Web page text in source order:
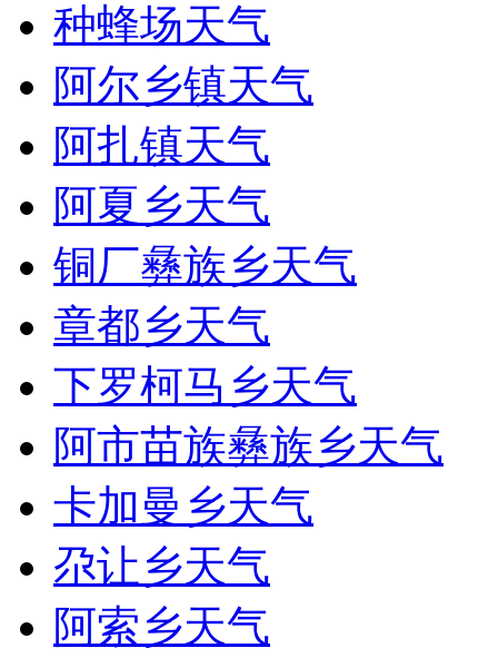
种蜂场天气
阿尔乡镇天气
阿扎镇天气
阿夏乡天气
铜厂彝族乡天气
章都乡天气
下罗柯马乡天气
阿市苗族彝族乡天气
卡加曼乡天气
尕让乡天气
阿索乡天气